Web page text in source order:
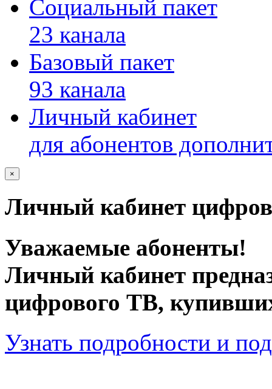
Социальный пакет
23 канала
Базовый пакет
93 канала
Личный кабинет
для абонентов
×
Личный кабинет
Уважаемые абоненты!
Личный кабинет
цифрового ТВ,
Узнать подробности и